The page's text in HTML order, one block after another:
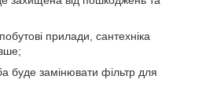
прилади, сантехніка
буде замінювати фільтр для